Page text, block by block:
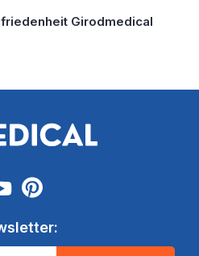
Girodmedical